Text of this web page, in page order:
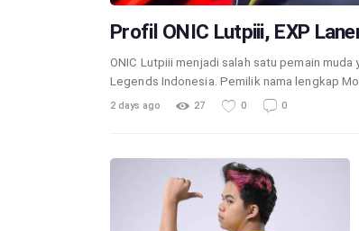
Profil ONIC Lutpiii, EXP
ONIC Lutpiii menjadi salah satu pemain
Legends Indonesia. Pemilik nama lengkap
2 days ago 27 0 0